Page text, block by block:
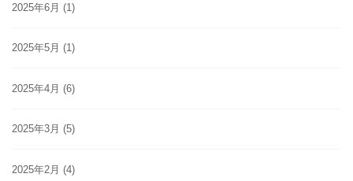
2025年6月 (1)
2025年5月 (1)
2025年4月 (6)
2025年3月 (5)
2025年2月 (4)